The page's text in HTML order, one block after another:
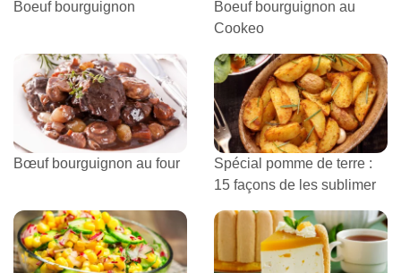
Boeuf bourguignon
Boeuf bourguignon au
Cookeo
Bœuf bourguignon au four
Spécial pomme de terre :
15 façons de les sublimer